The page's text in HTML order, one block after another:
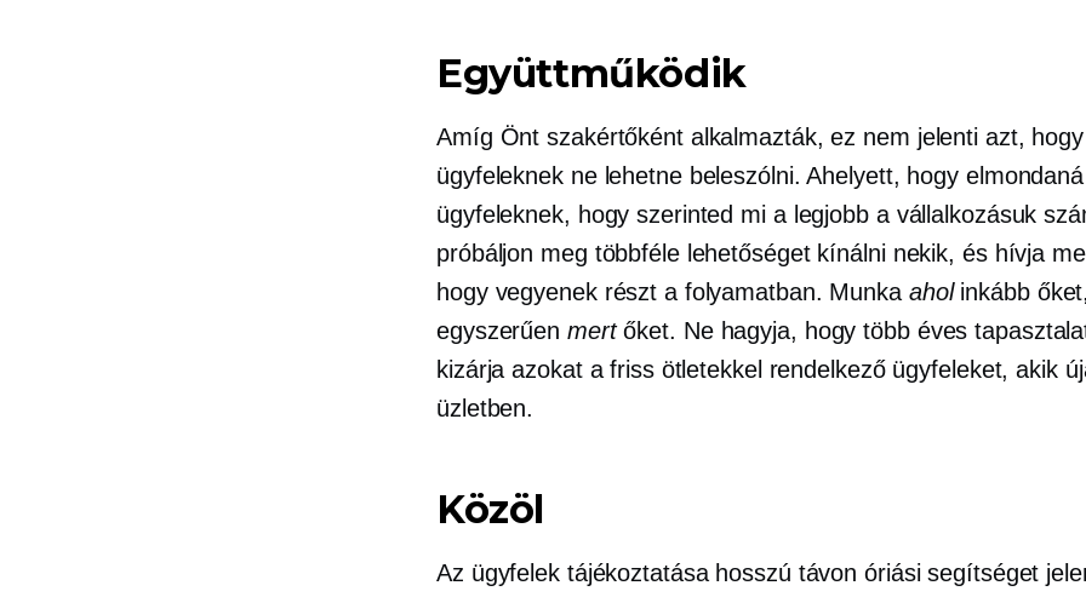
Együttműködik
Amíg Önt szakértőként alkalmazták, ez nem jelenti azt,
ügyfeleknek ne lehetne beleszólni. Ahelyett, hogy
ügyfeleknek, hogy szerinted mi a legjobb a vállalkozásuk
próbáljon meg többféle lehetőséget kínálni nekik, és hívja
hogy vegyenek részt a folyamatban. Munka aholinkább
egyszerűen mertőket. Ne hagyja, hogy több éves
kizárja azokat a friss ötletekkel rendelkező ügyfeleket, akik
üzletben.
Közöl
Az ügyfelek tájékoztatása hosszú távon óriási segítséget